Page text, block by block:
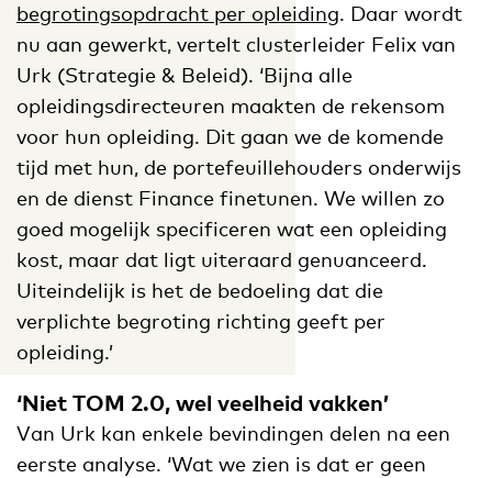
begrotingsopdracht per opleiding. Daar wordt
nu aan gewerkt, vertelt clusterleider Felix van
Urk (Strategie & Beleid). ‘Bijna alle
opleidingsdirecteuren maakten de rekensom
voor hun opleiding. Dit gaan we de komende
tijd met hun, de portefeuillehouders onderwijs
en de dienst Finance finetunen. We willen zo
goed mogelijk specificeren wat een opleiding
kost, maar dat ligt uiteraard genuanceerd.
Uiteindelijk is het de bedoeling dat die
verplichte begroting richting geeft per
opleiding.’
‘Niet TOM 2.0, wel veelheid vakken’
Van Urk kan enkele bevindingen delen na een
eerste analyse. ‘Wat we zien is dat er geen